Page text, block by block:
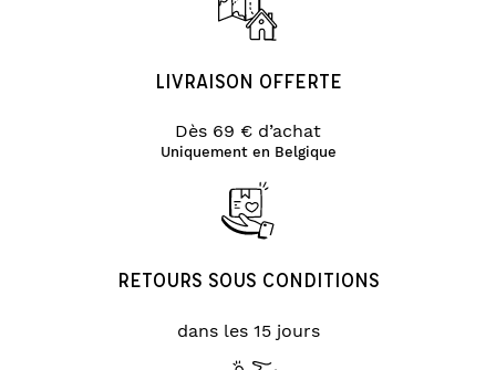
LIVRAISON OFFERTE
Dès 69 € d’achat
Uniquement en Belgique
RETOURS SOUS CONDITIONS
dans les 15 jours